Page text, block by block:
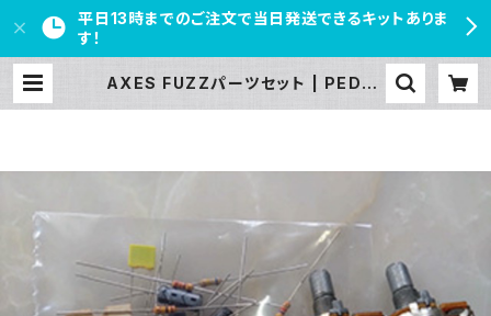
平日13時までのご注文で当日発送できるキットありま
す！
AXES FUZZパーツセット | PEDAL